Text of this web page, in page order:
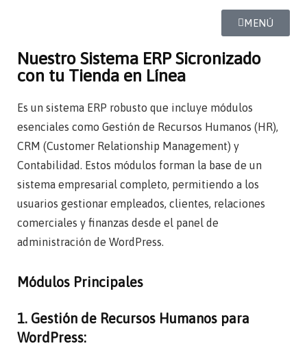
MENÚ
Nuestro Sistema ERP Sicronizado
con tu Tienda en Línea
Es un sistema ERP robusto que incluye módulos
esenciales como Gestión de Recursos Humanos (HR),
CRM (Customer Relationship Management) y
Contabilidad. Estos módulos forman la base de un
sistema empresarial completo, permitiendo a los
usuarios gestionar empleados, clientes, relaciones
comerciales y finanzas desde el panel de
administración de WordPress.
Módulos Principales
1. Gestión de Recursos Humanos para
WordPress: